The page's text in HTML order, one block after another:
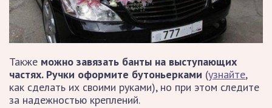
Также можно завязать банты на выступающих
частях. Ручки оформите бутоньерками (узнайте,
как сделать их своими руками), но при этом следите
за надежностью креплений.